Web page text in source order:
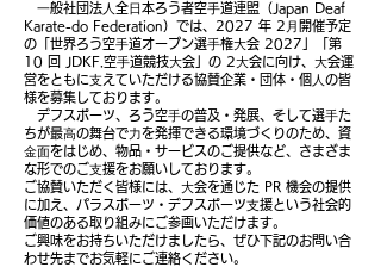
⼀般社団法⼈全⽇本ろう者空⼿道連盟（Japan Deaf
Karate-do Federation）では、2027 年 2⽉開催予定
の「世界ろう空⼿道オープン選⼿権⼤会 2027」「第
10 回 JDKF.空⼿道競技⼤会」の 2⼤会に向け、⼤会運
営をともに⽀えていただける協賛企業・団体・個⼈の皆
様を募集しております。
デフスポーツ、ろう空⼿の普及・発展、そして選⼿た
ちが最⾼の舞台で⼒を発揮できる環境づくりのため、資
⾦⾯をはじめ、物品・サービスのご提供など、さまざま
な形でのご⽀援をお願いしております。
ご協賛いただく皆様には、⼤会を通じた PR 機会の提供
に加え、パラスポーツ・デフスポーツ⽀援という社会的
価値のある取り組みにご参画いただけます。
ご興味をお持ちいただけましたら、ぜひ下記のお問い合
わせ先までお気軽にご連絡ください。